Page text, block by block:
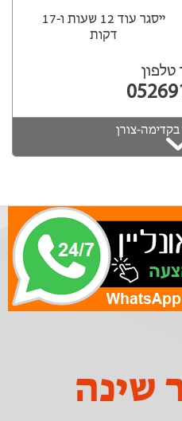
ייסגר עוד 12 שעות ‫ו-17
דקות
בקדימה-צורן
שינה